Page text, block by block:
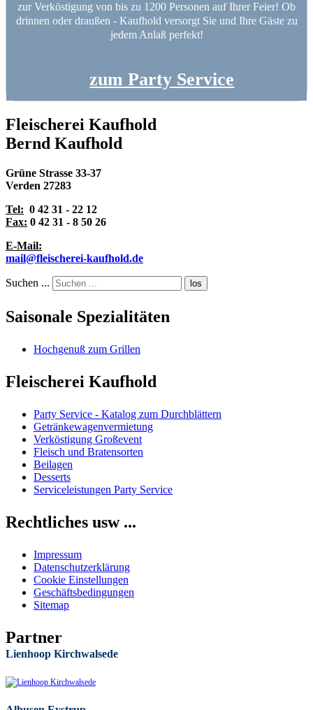
zur Verköstigung von bis zu 1200 Personen auf Ihrer Feier! Ob
drinnen oder draußen - Kaufhold versorgt Sie und Ihre Gäste zu
jedem Anlaß perfekt!
zum Party Service
Fleischerei Kaufhold
Bernd Kaufhold
Grüne Strasse 33-37
Verden 27283
Tel: 0 42 31 - 22 12
Fax: 0 42 31 - 8 50 26
E-Mail:
mail@fleischerei-kaufhold.de
Suchen ... los
Saisonale Spezialitäten
Hochgenuß zum Grillen
Fleischerei Kaufhold
Party Service - Katalog zum Durchblättern
Getränkewagenvermietung
Verköstigung Großevent
Fleisch und Bratensorten
Beilagen
Desserts
Serviceleistungen Party Service
Rechtliches usw ...
Impressum
Datenschutzerklärung
Cookie Einstellungen
Geschäftsbedingungen
Sitemap
Partner
Lienhoop Kirchwalsede